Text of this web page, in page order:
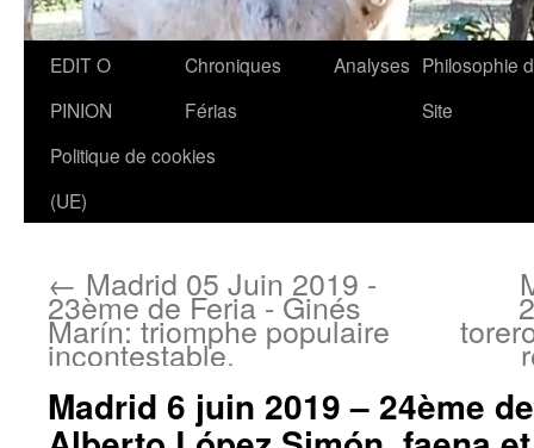
Aller
contenu
EDIT O
PINION
Chroniques
Férias
Analyses Philosophie
Site
Politique de cookies
(UE)
← Madrid 05 Juin 2019 -
23ème de Feria - Ginés
Marín: triomphe populaire
incontestable.
Madrid 6 juin 2019 – 24ème